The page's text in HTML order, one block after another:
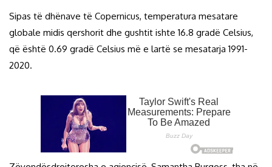
Sipas të dhënave të Copernicus, temperatura mesatare
globale midis qershorit dhe gushtit ishte 16.8 gradë Celsius,
që është 0.69 gradë Celsius më e lartë se mesatarja 1991-
2020.